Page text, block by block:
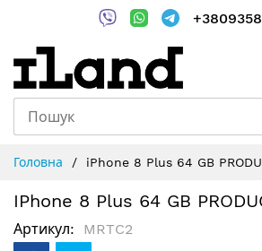
Content
Головна iPhone 8 Plus 64 GB
IPhone 8 Plus 64 GB
Артикул MRTC2